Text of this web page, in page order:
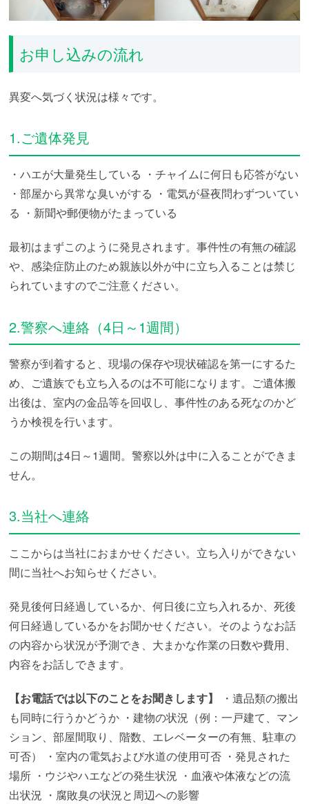
お申し込みの流れ
異変へ気づく状況は様々です。
1.ご遺体発見
・ハエが大量発生している ・チャイムに何日も応答がない
・部屋から異常な臭いがする ・電気が昼夜問わずついてい
る ・新聞や郵便物がたまっている
最初はまずこのように発見されます。事件性の有無の確認
や、感染症防止のため親族以外が中に立ち入ることは禁じ
られていますのでご注意ください。
2.警察へ連絡（4日～1週間）
警察が到着すると、現場の保存や現状確認を第一にするた
め、ご遺族でも立ち入るのは不可能になります。ご遺体搬
出後は、室内の金品等を回収し、事件性のある死なのかど
うか検視を行います。
この期間は4日～1週間。警察以外は中に入ることができま
せん。
3.当社へ連絡
ここからは当社におまかせください。立ち入りができない
間に当社へお知らせください。
発見後何日経過しているか、何日後に立ち入れるか、死後
何日経過しているかをお聞かせください。そのようなお話
の内容から状況が予測でき、大まかな作業の日数や費用、
内容をお話しできます。
【お電話では以下のことをお聞きします】
・遺品類の搬出
も同時に行うかどうか ・建物の状況（例：一戸建て、マン
ション、部屋間取り、階数、エレベーターの有無、駐車の
可否）
・室内の電気および水道の使用可否 ・発見された
場所 ・ウジやハエなどの発生状況 ・血液や体液などの流
出状況 ・腐敗臭の状況と周辺への影響